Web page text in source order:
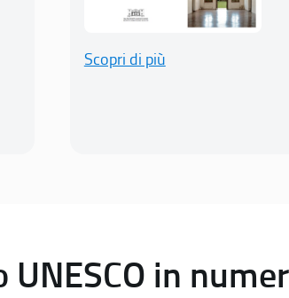
Scopri di più
UNESCO in